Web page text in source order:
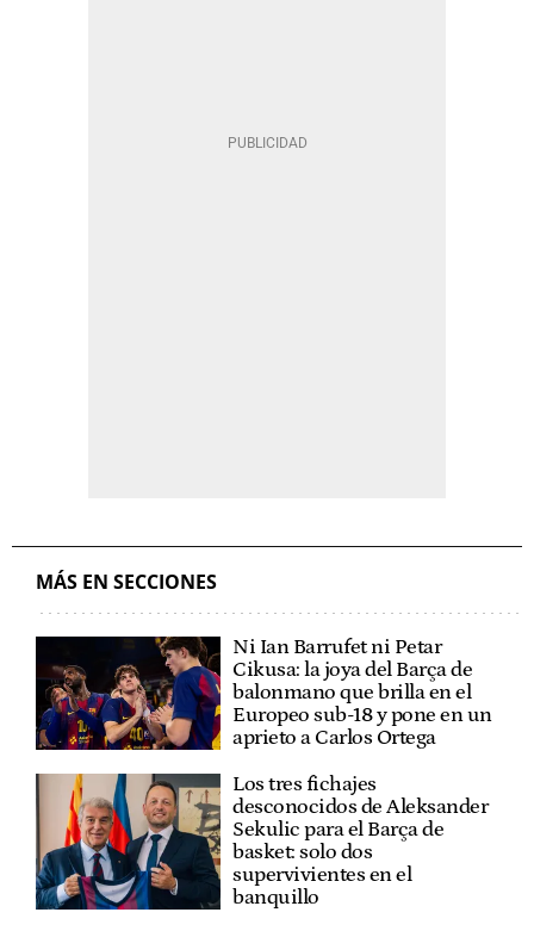
MÁS EN SECCIONES
Ni Ian Barrufet ni Petar
Cikusa: la joya del Barça de
balonmano que brilla en el
Europeo sub-18 y pone en un
aprieto a Carlos Ortega
Los tres fichajes
desconocidos de Aleksander
Sekulic para el Barça de
basket: solo dos
supervivientes en el
banquillo